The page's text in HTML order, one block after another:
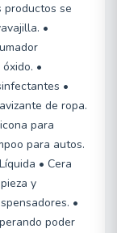
productos se
•
•
•
de ropa.
para
para autos.
• Cera
y
•
poder